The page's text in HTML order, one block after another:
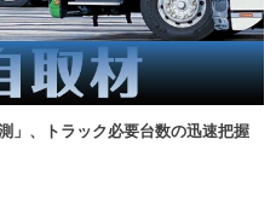
」、トラック必要台数の迅速把握